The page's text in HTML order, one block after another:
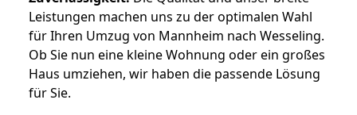
Leistungen machen uns zu der optimalen Wahl
für Ihren Umzug von Mannheim nach Wesseling.
Ob Sie nun eine kleine Wohnung oder ein großes
Haus umziehen, wir haben die passende Lösung
für Sie.